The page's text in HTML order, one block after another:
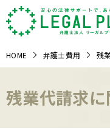
HOME 弁護士費用 残
残業代請求